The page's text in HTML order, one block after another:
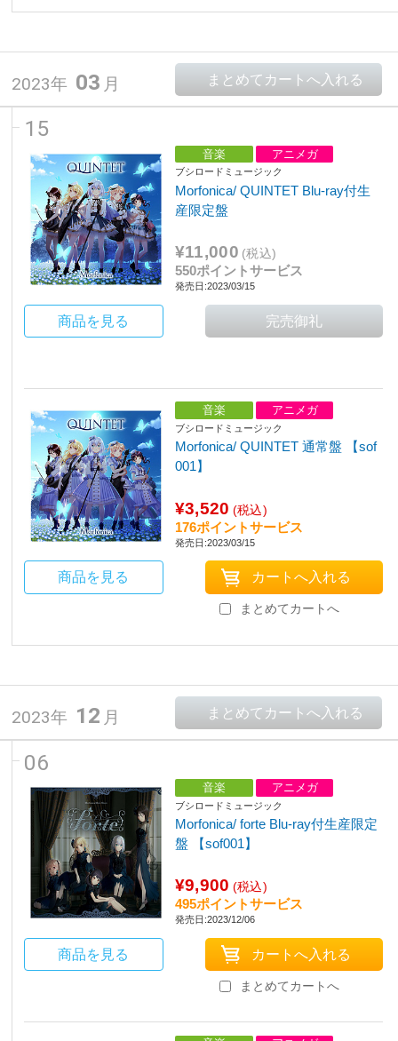
2023年 03 月
15
音楽 アニメガ
ブシロードミュージック
Morfonica/ QUINTET Blu-ray付生
産限定盤
¥11,000 (税込)
550ポイントサービス
発売日:2023/03/15
商品を見る
音楽 アニメガ
ブシロードミュージック
Morfonica/ QUINTET 通常盤 【sof
001】
¥3,520 (税込)
176ポイントサービス
発売日:2023/03/15
商品を見る
まとめてカートへ
2023年 12 月
06
音楽 アニメガ
ブシロードミュージック
Morfonica/ forte Blu-ray付生産限定
盤 【sof001】
¥9,900 (税込)
495ポイントサービス
発売日:2023/12/06
商品を見る
まとめてカートへ